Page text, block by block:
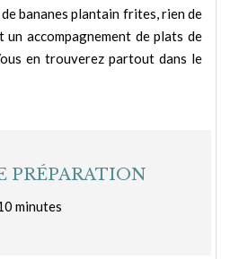
bananes plantain frites, rien de
accompagnement de plats de
en trouverez partout dans le
PRÉPARATION
minutes